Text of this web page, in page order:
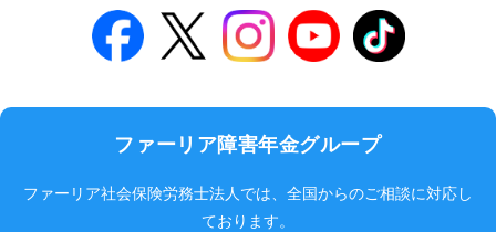
ファーリア障害年金グループ
ファーリア社会保険労務士法人では、全国からのご相談に対応し
ております。